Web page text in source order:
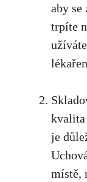
aby se
trpíte
kvalita
je
místě,